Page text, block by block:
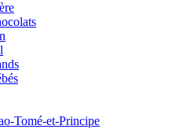
Tomé-et-Principe